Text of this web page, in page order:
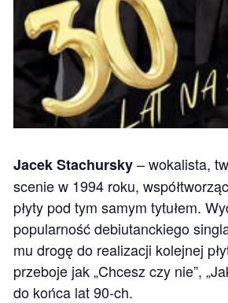
Jacek Stachursky– wokalista,
scenie w 1994 roku,
płyty pod tym samym tytułem.
popularność debiutanckiego
mu drogę do realizacji kolejnej
przeboje jak „Chcesz czy nie”,
do końca lat 90-ch.